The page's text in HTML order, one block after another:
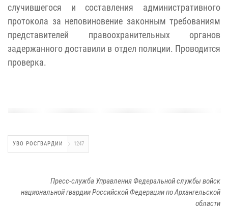
случившегося и составления административного
протокола за неповиновение законным требованиям
представителей правоохранительных органов
задержанного доставили в отдел полиции. Проводится
проверка.
УВО РОСГВАРДИИ 1247
Пресс-служба Управления Федеральной службы войск
национальной гвардии Российской Федерации по Архангельской
области